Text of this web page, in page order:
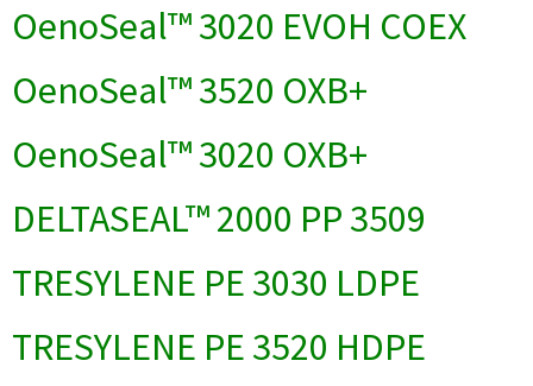
OenoSeal™ 3020 EVOH COEX
OenoSeal™ 3520 OXB+
OenoSeal™ 3020 OXB+
DELTASEAL™ 2000 PP 3509
TRESYLENE PE 3030 LDPE
TRESYLENE PE 3520 HDPE